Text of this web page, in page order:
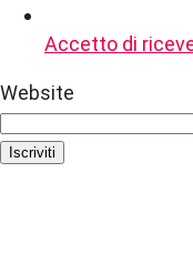
Accetto di
Website
Iscriviti